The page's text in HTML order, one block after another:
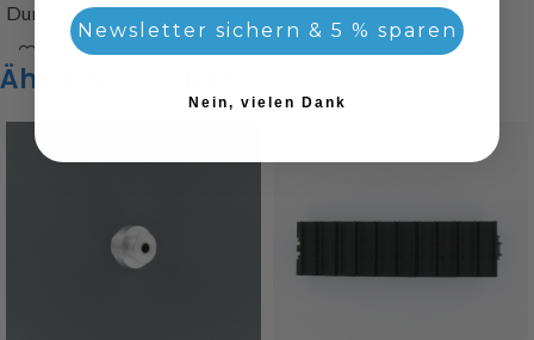
Durchmesser 65mm
Art.Nr. 295230
Ähnliche Produkte
Newsletter sichern & 5 % sparen
Nein, vielen Dank